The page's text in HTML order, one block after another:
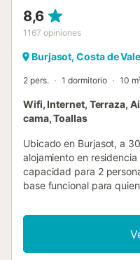
8,6
1167 opiniones
Burjasot, Costa de
2 pers. 1 dormitorio 10
Wifi, Internet, Terraza,
cama, Toallas
Ubicado en Burjasot, a
alojamiento en
capacidad para 2
base funcional para
una cama individual y
lavabo a baja altura,
emergencia para
se gestiona mediante